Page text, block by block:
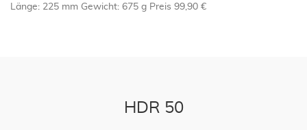
Länge: 225 mm Gewicht: 675 g Preis 99,90 €
HDR 50